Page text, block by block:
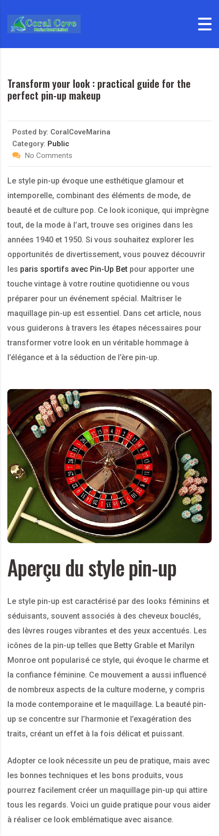
Transform your look : practical guide for the
perfect pin-up makeup
Posted by: CoralCoveMarina
Category: Public
No Comments
Le style pin-up évoque une esthétique glamour et
intemporelle, combinant des éléments de mode, de
beauté et de culture pop. Ce look iconique, qui imprègne
tout, de la mode à l’art, trouve ses origines dans les
années 1940 et 1950. Si vous souhaitez explorer les
opportunités de divertissement, vous pouvez découvrir
les paris sportifs avec Pin-Up Bet pour apporter une
touche vintage à votre routine quotidienne ou vous
préparer pour un événement spécial. Maîtriser le
maquillage pin-up est essentiel. Dans cet article, nous
vous guiderons à travers les étapes nécessaires pour
transformer votre look en un véritable hommage à
l’élégance et à la séduction de l’ère pin-up.
Aperçu du style pin-up
Le style pin-up est caractérisé par des looks féminins et
séduisants, souvent associés à des cheveux bouclés,
des lèvres rouges vibrantes et des yeux accentués. Les
icônes de la pin-up telles que Betty Grable et Marilyn
Monroe ont popularisé ce style, qui évoque le charme et
la confiance féminine. Ce mouvement a aussi influencé
de nombreux aspects de la culture moderne, y compris
la mode contemporaine et le maquillage. La beauté pin-
up se concentre sur l’harmonie et l’exagération des
traits, créant un effet à la fois délicat et puissant.
Adopter ce look nécessite un peu de pratique, mais avec
les bonnes techniques et les bons produits, vous
pourrez facilement créer un maquillage pin-up qui attire
tous les regards. Voici un guide pratique pour vous aider
à réaliser ce look emblématique avec aisance.